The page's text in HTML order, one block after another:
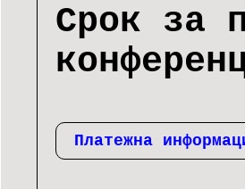
Срок за
Платежна